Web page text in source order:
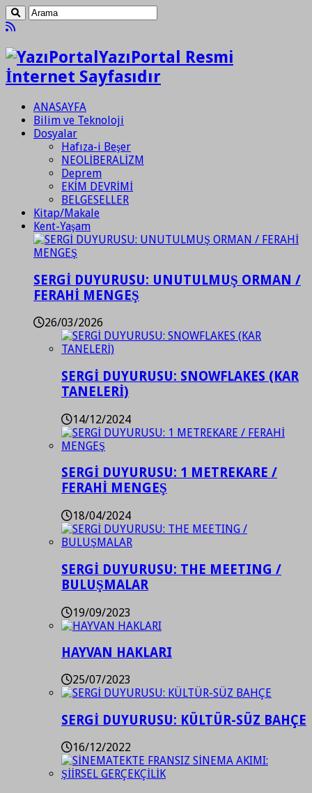
YazıPortal Resmi
İnternet Sayfasıdır
ANASAYFA
Bilim ve Teknoloji
Dosyalar
Hafıza-i Beşer
NEOLİBERALİZM
Deprem
EKİM DEVRİMİ
BELGESELLER
Kitap/Makale
Kent-Yaşam
SERGİ DUYURUSU: UNUTULMUŞ ORMAN /
FERAHİ MENGEŞ
26/03/2026
SERGİ DUYURUSU: SNOWFLAKES (KAR
TANELERİ)
14/12/2024
SERGİ DUYURUSU: 1 METREKARE /
FERAHİ MENGEŞ
18/04/2024
SERGİ DUYURUSU: THE MEETING /
BULUŞMALAR
19/09/2023
HAYVAN HAKLARI
25/07/2023
SERGİ DUYURUSU: KÜLTÜR-SÜZ BAHÇE
16/12/2022